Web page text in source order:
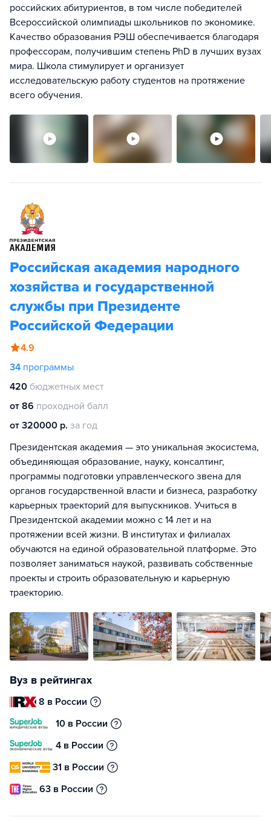
российских абитуриентов, в том числе победителей
Всероссийской олимпиады школьников по экономике.
Качество образования РЭШ обеспечивается благодаря
профессорам, получившим степень PhD в лучших вузах
мира. Школа стимулирует и организует
исследовательскую работу студентов на протяжение
всего обучения.
Российская академия народного
хозяйства и государственной
службы при Президенте
Российской Федерации
4.9
34 программы
420 бюджетных мест
от 86 проходной балл
от 320000 р. за год
Президентская академия — это уникальная экосистема,
объединяющая образование, науку, консалтинг,
программы подготовки управленческого звена для
органов государственной власти и бизнеса, разработку
карьерных траекторий для выпускников. Учиться в
Президентской академии можно с 14 лет и на
протяжении всей жизни. В институтах и филиалах
обучаются на единой образовательной платформе. Это
позволяет заниматься наукой, развивать собственные
проекты и строить образовательную и карьерную
траекторию.
Вуз в рейтингах
8 в России
10 в России
4 в России
31 в России
63 в России